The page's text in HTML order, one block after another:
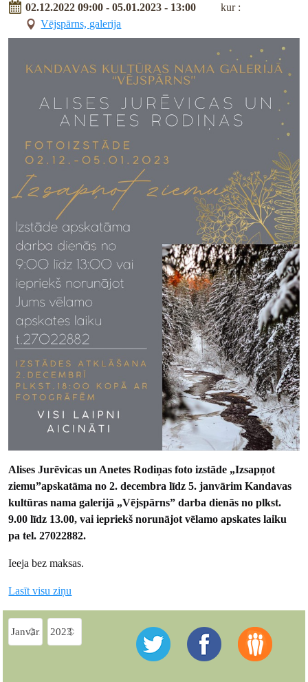
02.12.2022 09:00 - 05.01.2023 - 13:00
kur :
Vējspārns, galerija
Alises Jurēvicas un Anetes Rodiņas foto izstāde „Izsapņot
ziemu”apskatāma no 2. decembra līdz 5. janvārim Kandavas
kultūras nama galerijā „Vējspārns” darba dienās no plkst.
9.00 līdz 13.00, vai iepriekš norunājot vēlamo apskates laiku
pa tel. 27022882.
Ieeja bez maksas.
Lasīt visu ziņu